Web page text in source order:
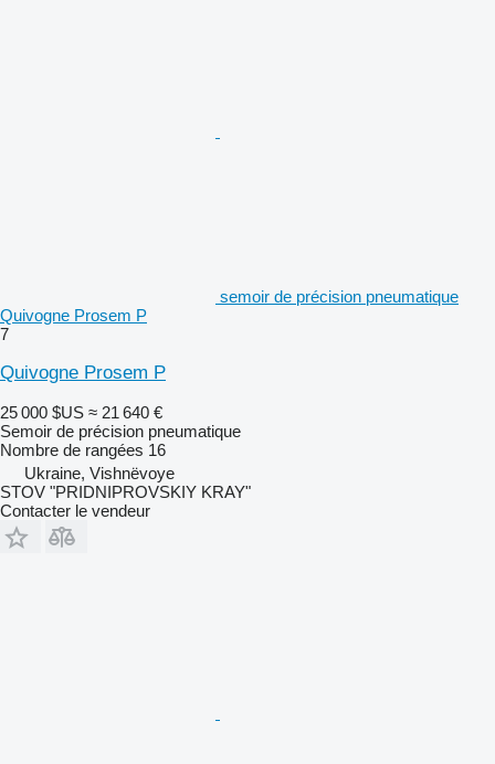
semoir de précision pneumatique
Quivogne Prosem P
7
Quivogne Prosem P
25 000 $US ≈ 21 640 €
Semoir de précision pneumatique
Nombre de rangées 16
Ukraine, Vishnëvoye
STOV "PRIDNIPROVSKIY KRAY"
Contacter le vendeur